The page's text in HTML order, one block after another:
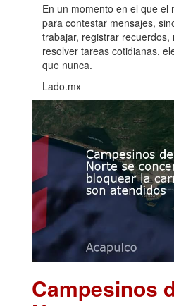
En un momento en el que el
para contestar mensajes,
trabajar, registrar recuerdos,
resolver tareas cotidianas,
que nunca.
Lado.mx
Campesinos